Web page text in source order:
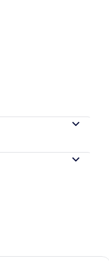
- aug 9controleren voor